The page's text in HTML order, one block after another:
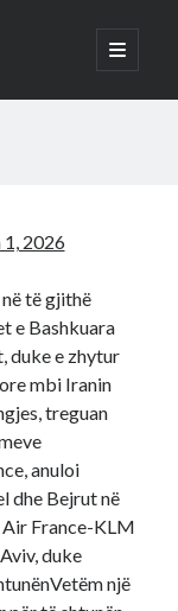
open
primary
2026
të gjithë
e Bashkuara
duke e zhytur
mbi Iranin
treguan
anuloi
dhe Bejrut në
Air France-KLM
duke
një